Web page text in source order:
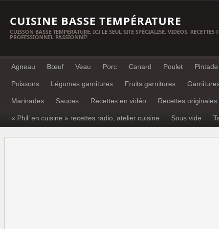
CUISINE BASSE TEMPÉRATURE
CUISSON BASSE TEMPÉRATURE: ICI LE SEUL SITE SPÉCIALISÉ. VIDÉOS, RECETTES
PROFESSIONNEL PASSIONNÉ!
Agneau Bœuf Veau Porc Canard Poulet Pintade
Poissons Légumes garnitures Fruits garnitures
Marinades Sauces Recettes en vidéo Recettes originales
« Phil’ en cuisine » recettes radio, atelier cuisine Sous vide